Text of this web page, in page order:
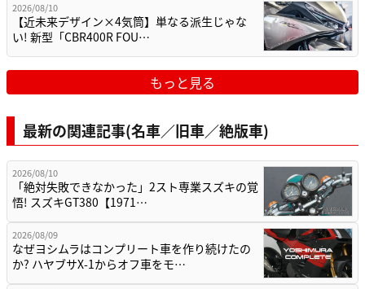
2026/08/10
【近未来デザイン×4気筒】単なる派生じゃな
い! 新型「CBR400R FOU…
もっと見る
最新の関連記事(名車／旧車／絶版車)
2026/08/10
「絶対失敗できなかった」2スト専業スズキの覚
悟! スズキGT380【1971…
2026/08/09
なぜヨシムラはコンプリート車を作り続けたの
か? ハヤブサX-1からオフ車をモ…